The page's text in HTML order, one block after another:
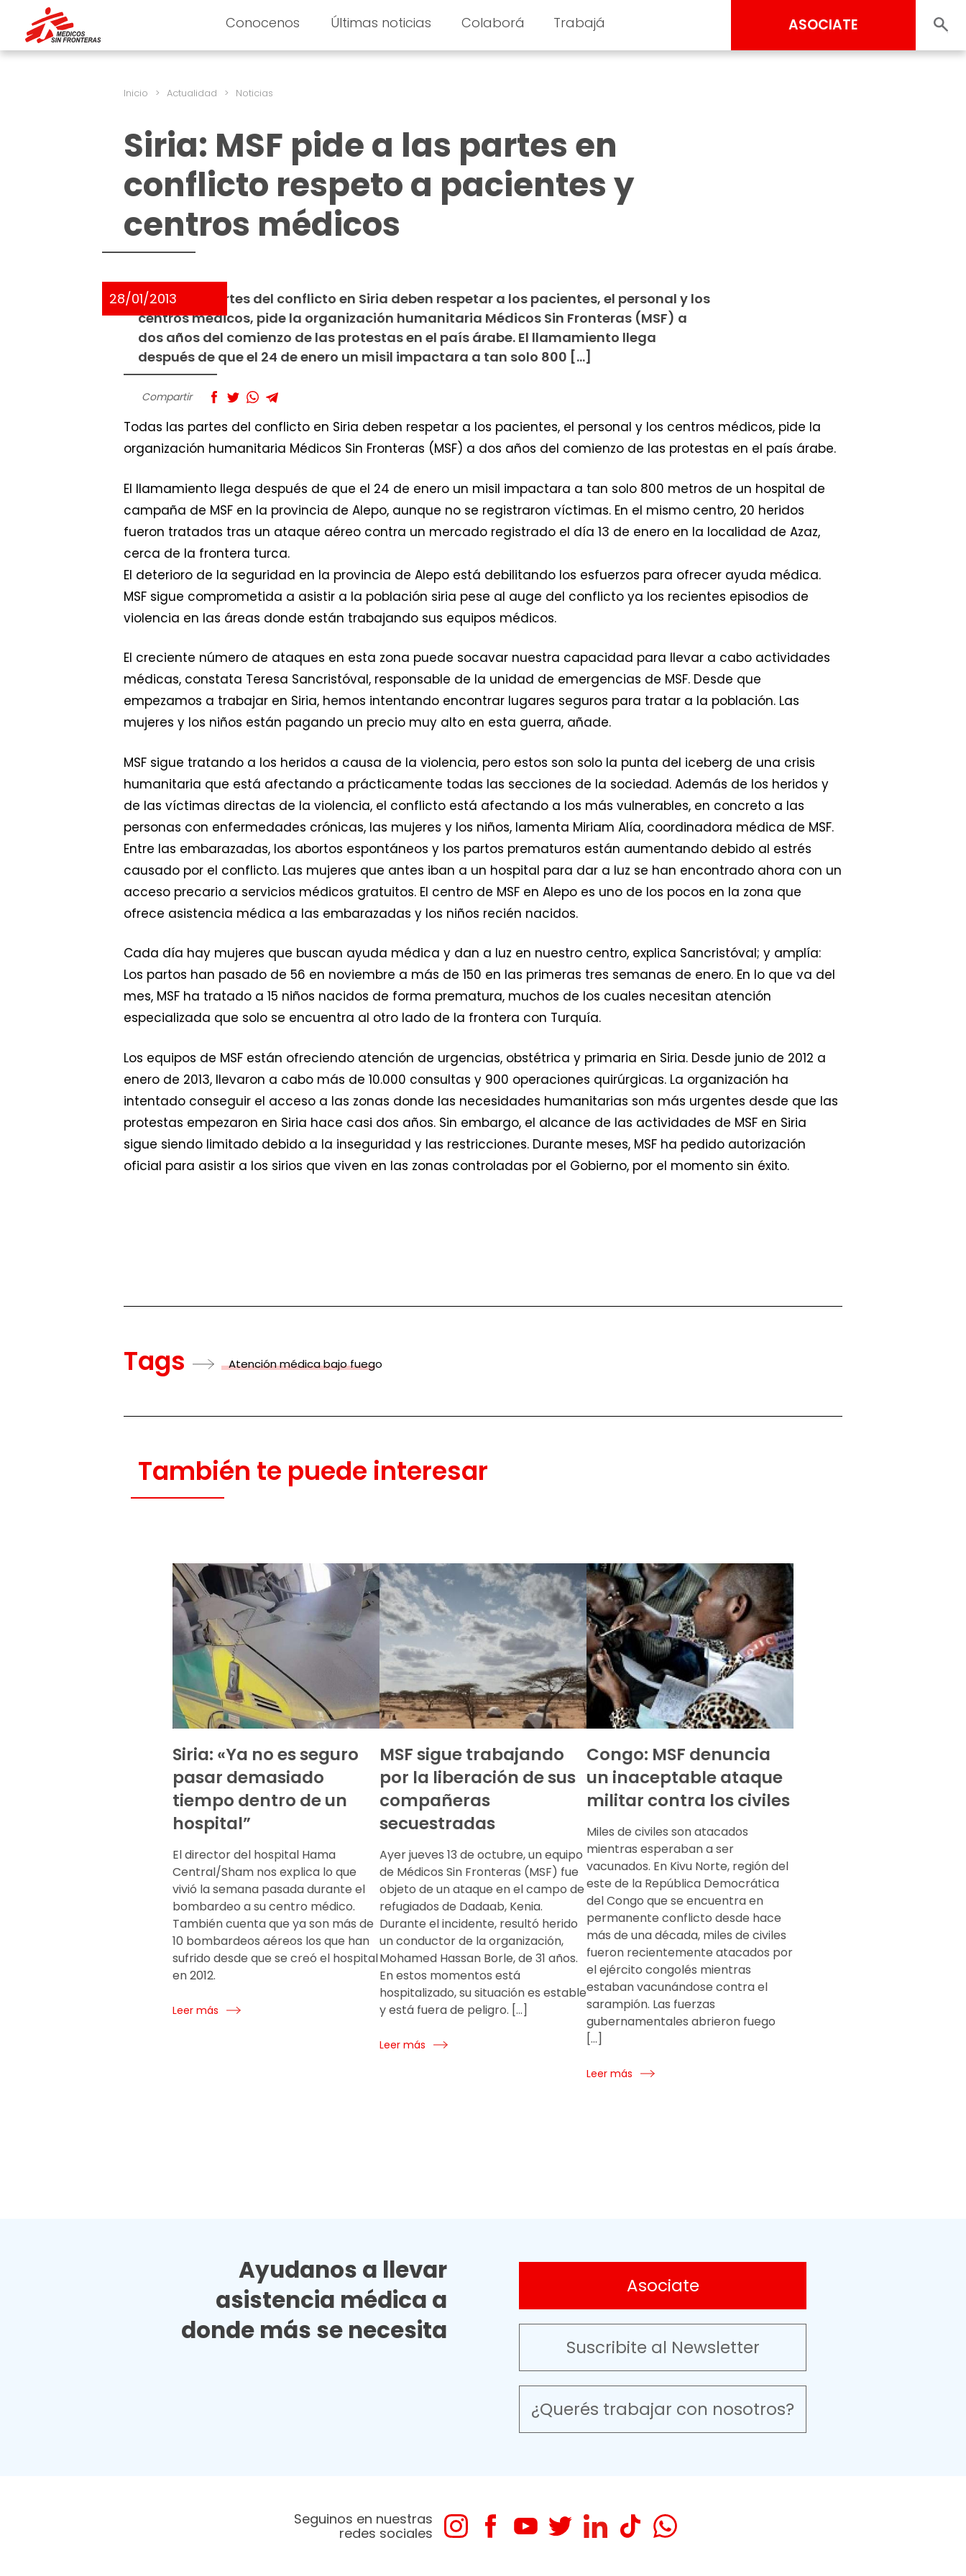
Conocenos Últimas noticias Colaborá Trabajá ASOCIATE
Inicio > Actualidad > Noticias
Siria: MSF pide a las partes en
conflicto respeto a pacientes y
centros médicos
28/01/2013
Todas las partes del conflicto en Siria deben respetar a los pacientes, el personal y los
centros médicos, pide la organización humanitaria Médicos Sin Fronteras (MSF) a
dos años del comienzo de las protestas en el país árabe. El llamamiento llega
después de que el 24 de enero un misil impactara a tan solo 800 […]
Compartir
Todas las partes del conflicto en Siria deben respetar a los pacientes, el personal y los centros médicos, pide la
organización humanitaria Médicos Sin Fronteras (MSF) a dos años del comienzo de las protestas en el país árabe.
El llamamiento llega después de que el 24 de enero un misil impactara a tan solo 800 metros de un hospital de
campaña de MSF en la provincia de Alepo, aunque no se registraron víctimas. En el mismo centro, 20 heridos
fueron tratados tras un ataque aéreo contra un mercado registrado el día 13 de enero en la localidad de Azaz,
cerca de la frontera turca.
El deterioro de la seguridad en la provincia de Alepo está debilitando los esfuerzos para ofrecer ayuda médica.
MSF sigue comprometida a asistir a la población siria pese al auge del conflicto ya los recientes episodios de
violencia en las áreas donde están trabajando sus equipos médicos.
El creciente número de ataques en esta zona puede socavar nuestra capacidad para llevar a cabo actividades
médicas, constata Teresa Sancristóval, responsable de la unidad de emergencias de MSF. Desde que
empezamos a trabajar en Siria, hemos intentando encontrar lugares seguros para tratar a la población. Las
mujeres y los niños están pagando un precio muy alto en esta guerra, añade.
MSF sigue tratando a los heridos a causa de la violencia, pero estos son solo la punta del iceberg de una crisis
humanitaria que está afectando a prácticamente todas las secciones de la sociedad. Además de los heridos y
de las víctimas directas de la violencia, el conflicto está afectando a los más vulnerables, en concreto a las
personas con enfermedades crónicas, las mujeres y los niños, lamenta Miriam Alía, coordinadora médica de MSF.
Entre las embarazadas, los abortos espontáneos y los partos prematuros están aumentando debido al estrés
causado por el conflicto. Las mujeres que antes iban a un hospital para dar a luz se han encontrado ahora con un
acceso precario a servicios médicos gratuitos. El centro de MSF en Alepo es uno de los pocos en la zona que
ofrece asistencia médica a las embarazadas y los niños recién nacidos.
Cada día hay mujeres que buscan ayuda médica y dan a luz en nuestro centro, explica Sancristóval; y amplía:
Los partos han pasado de 56 en noviembre a más de 150 en las primeras tres semanas de enero. En lo que va del
mes, MSF ha tratado a 15 niños nacidos de forma prematura, muchos de los cuales necesitan atención
especializada que solo se encuentra al otro lado de la frontera con Turquía.
Los equipos de MSF están ofreciendo atención de urgencias, obstétrica y primaria en Siria. Desde junio de 2012 a
enero de 2013, llevaron a cabo más de 10.000 consultas y 900 operaciones quirúrgicas. La organización ha
intentado conseguir el acceso a las zonas donde las necesidades humanitarias son más urgentes desde que las
protestas empezaron en Siria hace casi dos años. Sin embargo, el alcance de las actividades de MSF en Siria
sigue siendo limitado debido a la inseguridad y las restricciones. Durante meses, MSF ha pedido autorización
oficial para asistir a los sirios que viven en las zonas controladas por el Gobierno, por el momento sin éxito.
Tags Atención médica bajo fuego
También te puede interesar
Siria: «Ya no es seguro
pasar demasiado
tiempo dentro de un
hospital”
El director del hospital Hama
Central/Sham nos explica lo que
vivió la semana pasada durante el
bombardeo a su centro médico.
También cuenta que ya son más de
10 bombardeos aéreos los que han
sufrido desde que se creó el hospital
en 2012.
Leer más
MSF sigue trabajando
por la liberación de sus
compañeras
secuestradas
Ayer jueves 13 de octubre, un equipo
de Médicos Sin Fronteras (MSF) fue
objeto de un ataque en el campo de
refugiados de Dadaab, Kenia.
Durante el incidente, resultó herido
un conductor de la organización,
Mohamed Hassan Borle, de 31 años.
En estos momentos está
hospitalizado, su situación es estable
y está fuera de peligro. […]
Leer más
Congo: MSF denuncia
un inaceptable ataque
militar contra los civiles
Miles de civiles son atacados
mientras esperaban a ser
vacunados. En Kivu Norte, región del
este de la República Democrática
del Congo que se encuentra en
permanente conflicto desde hace
más de una década, miles de civiles
fueron recientemente atacados por
el ejército congolés mientras
estaban vacunándose contra el
sarampión. Las fuerzas
gubernamentales abrieron fuego
[…]
Leer más
Ayudanos a llevar
asistencia médica a
donde más se necesita
Asociate
Suscribite al Newsletter
¿Querés trabajar con nosotros?
Seguinos en nuestras
redes sociales